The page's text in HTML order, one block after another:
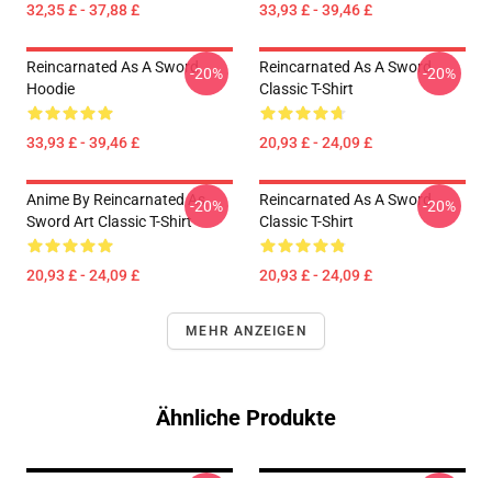
32,35 £ - 37,88 £ 33,93 £ - 39,46 £
Reincarnated As A Sword
Hoodie
33,93 £ - 39,46 £
-20%
Reincarnated As A Sword
Classic T-Shirt
20,93 £ - 24,09 £
-20%
Anime By Reincarnated As
Sword Art Classic T-Shirt
20,93 £ - 24,09 £
-20%
Reincarnated As A Sword
Classic T-Shirt
20,93 £ - 24,09 £
-20%
MEHR ANZEIGEN
Ähnliche Produkte